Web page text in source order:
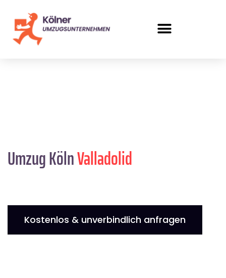
Umzug KölnValladolid
Kostenlos & unverbindlich anfragen